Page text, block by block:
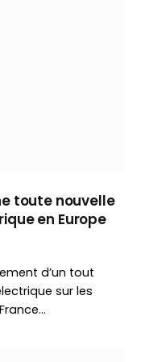
toute nouvelle
en Europe
d’un tout
sur les